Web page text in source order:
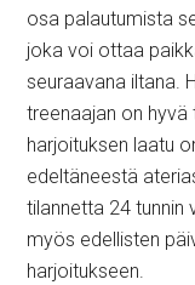
osa palautumista
joka voi ottaa
seuraavana iltana.
treenaajan on
harjoituksen laatu
edeltäneestä
tilannetta 24 tunnin
myös edellisten
harjoitukseen.